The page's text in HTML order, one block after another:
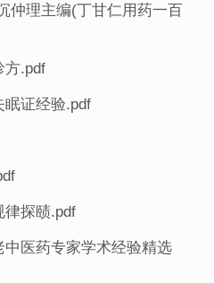
仲理主编(丁甘仁用药一百
方.pdf
眠证经验.pdf
律探赜.pdf
中医药专家学术经验精选